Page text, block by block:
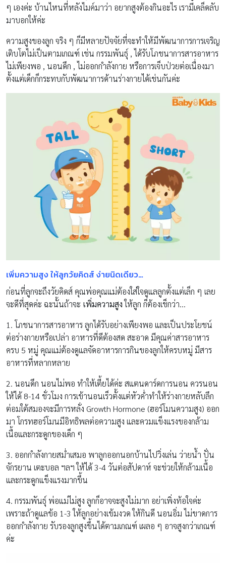
ๆ เองค่ะ บ้านไหนที่หลังไมค์มาว่า อยากสูงต้องกินอะไร เรามีเคล็ดลับ
มาบอกให้ค่ะ
ความสูงของลูก จริง ๆ ก็มีหลายปัจจัยที่จะทำให้มีพัฒนาการการเจริญ
เติบโตไม่เป็นตามเกณฑ์ เช่น กรรมพันธุ์ , ได้รับโภชนาการสารอาหาร
ไม่เพียงพอ , นอนดึก , ไม่ออกกำลังกาย หรือการเจ็บป่วยต่อเนื่องมา
ตั้งแต่เด็กก็กระทบกับพัฒนาการด้านร่างกายได้เช่นกันค่ะ
เพิ่มความสูง ให้ลูกวัยคิดส์ ง่ายนิดเดียว…
ก่อนที่ลูกจะถึงวัยคิดส์ คุณพ่อคุณแม่ต้องใส่ใจดูแลลูกตั้งแต่เล็ก ๆ เลย
จะดีที่สุดค่ะ ฉะนั้นถ้าจะ เพิ่มความสูงให้ลูก ก็ต้องเช็กว่า…
1. โภชนาการสารอาหาร ลูกได้รับอย่างเพียงพอ และเป็นประโยชน์
ต่อร่างกายหรือเปล่า อาหารที่ดีต้องสด สะอาด มีคุณค่าสารอาหาร
ครบ 5 หมู่ คุณแม่ต้องดูแลจัดอาหารการกินของลูกให้ครบหมู่ มีสาร
อาหารที่หลากหลาย
2. นอนดึก นอนไม่พอ ทำให้เตี้ยได้ค่ะ สแตนดาร์ดการนอน ควรนอน
ให้ได้ 8-14 ชั่วโมง การเข้านอนเร็วตั้งแต่หัวค่ำทำให้ร่างกายหลับลึก
ต่อมใต้สมองจะมีการหลั่ง Growth Hormone (ฮอร์โมนความสูง) ออก
มา โกรทฮอร์โมนมีอิทธิพลต่อความสูง และควมแข็งแรงของกล้าม
เนื้อและกระดูกของเด็ก ๆ
3. ออกกำลังกายสม่ำเสมอ พาลูกออกนอกบ้านไปวิ่งเล่น ว่ายน้ำ ปั่น
จักรยาน เตะบอล ฯลฯ ให้ได้ 3-4 วันต่อสัปดาห์ จะช่วยให้กล้ามเนื้อ
และกระดูกแข็งแรงมากขึ้น
4. กรรมพันธุ์ พ่อแม่ไม่สูง ลูกก็อาจจะสูงไม่มาก อย่าเพิ่งท้อใจค่ะ
เพราะถ้าดูแลข้อ 1-3 ให้ลูกอย่างเข้มงวด ให้กินดี นอนอิ่ม ไม่ขาดการ
ออกกำลังกาย รับรองลูกสูงขึ้นได้ตามเกณฑ์ เผลอ ๆ อาจสูงกว่าเกณฑ์
ค่ะ